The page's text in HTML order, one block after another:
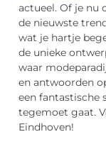
actueel. Of je nu
de nieuwste
wat je hartje
de unieke
waar
en antwoorden
een fantastische
tegemoet gaat.
Eindhoven!